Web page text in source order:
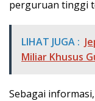
perguruan tinggi
LIHAT JUGA :
Miliar Khusus
Sebagai